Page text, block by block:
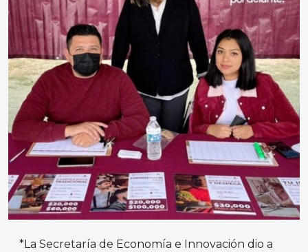
*La Secretaría de Economía e Innovación dio a